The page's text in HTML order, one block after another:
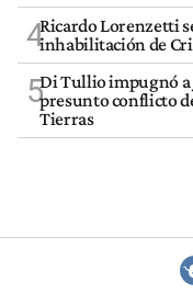
4Ricardo Lorenzetti
inhabilitación de
5Di Tullio impugnó a
presunto conflicto
Tierras